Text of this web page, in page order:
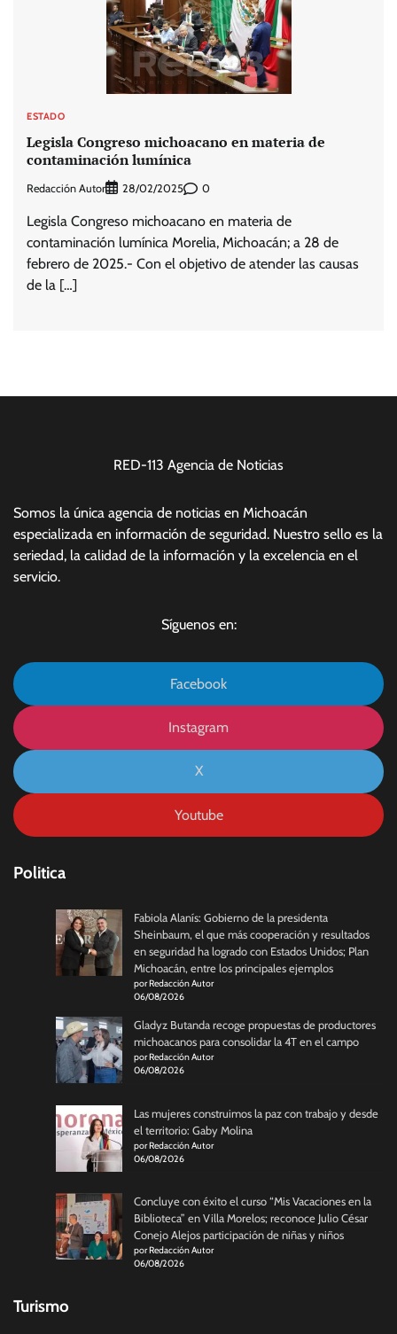
ESTADO
Legisla Congreso michoacano en materia de
contaminación lumínica
Redacción Autor 28/02/2025 0
Legisla Congreso michoacano en materia de
contaminación lumínica Morelia, Michoacán; a 28 de
febrero de 2025.- Con el objetivo de atender las causas
de la […]
RED-113 Agencia de Noticias
Somos la única agencia de noticias en Michoacán
especializada en información de seguridad. Nuestro sello es la
seriedad, la calidad de la información y la excelencia en el
servicio.
Síguenos en:
Facebook
Instagram
X
Youtube
Politica
Fabiola Alanís: Gobierno de la presidenta
Sheinbaum, el que más cooperación y resultados
en seguridad ha logrado con Estados Unidos; Plan
Michoacán, entre los principales ejemplos
por Redacción Autor
06/08/2026
Gladyz Butanda recoge propuestas de productores
michoacanos para consolidar la 4T en el campo
por Redacción Autor
06/08/2026
Las mujeres construimos la paz con trabajo y desde
el territorio: Gaby Molina
por Redacción Autor
06/08/2026
Concluye con éxito el curso “Mis Vacaciones en la
Biblioteca” en Villa Morelos; reconoce Julio César
Conejo Alejos participación de niñas y niños
por Redacción Autor
06/08/2026
Turismo